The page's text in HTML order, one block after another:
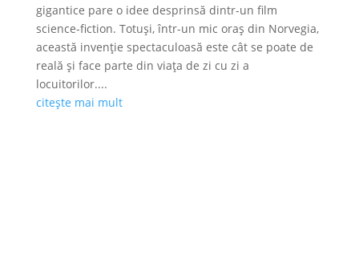
gigantice pare o idee desprinsă dintr-un film
science-fiction. Totuși, într-un mic oraș din Norvegia,
această invenție spectaculoasă este cât se poate de
reală și face parte din viața de zi cu zi a
locuitorilor....
citește mai mult